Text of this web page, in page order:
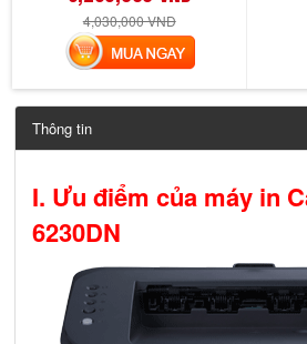
4,030,000 VND
MUA NGAY
Thông tin
I. Ưu điểm của máy in
6230DN